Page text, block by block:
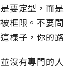
要定型，而
框限。不要
樣子，你的
沒有專門的